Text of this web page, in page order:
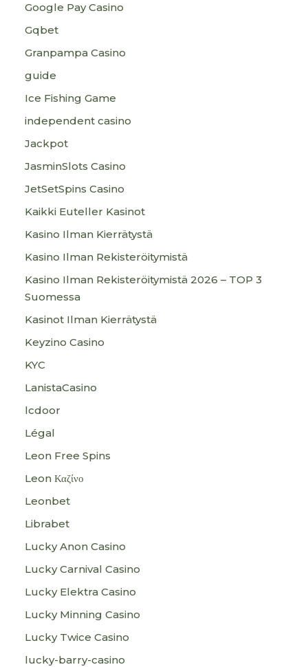
Google Pay Casino
Gqbet
Granpampa Casino
guide
Ice Fishing Game
independent casino
Jackpot
JasminSlots Casino
JetSetSpins Casino
Kaikki Euteller Kasinot
Kasino Ilman Kierrätystä
Kasino Ilman Rekisteröitymistä
Kasino Ilman Rekisteröitymistä 2026 – TOP 3
Suomessa
Kasinot Ilman Kierrätystä
Keyzino Casino
KYC
LanistaCasino
lcdoor
Légal
Leon Free Spins
Leon Καζίνο
Leonbet
Librabet
Lucky Anon Casino
Lucky Carnival Casino
Lucky Elektra Casino
Lucky Minning Casino
Lucky Twice Casino
lucky-barry-casino